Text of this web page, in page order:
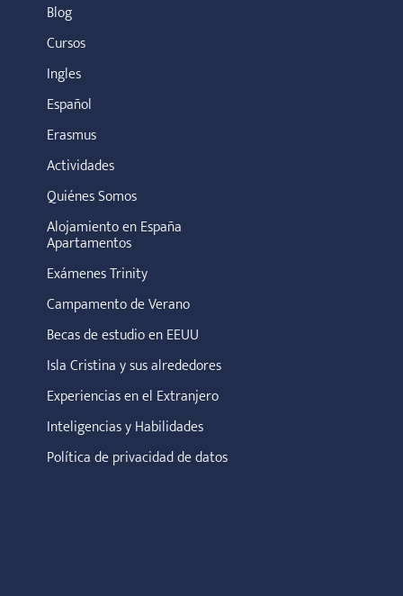
Blog
Cursos
Ingles
Español
Erasmus
Actividades
Quiénes Somos
Alojamiento en España
Apartamentos
Exámenes Trinity
Campamento de Verano
Becas de estudio en EEUU
Isla Cristina y sus alrededores
Experiencias en el Extranjero
Inteligencias y Habilidades
Política de privacidad de datos